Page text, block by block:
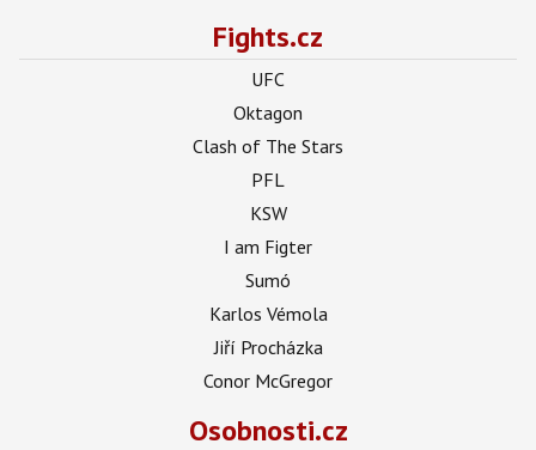
Fights.cz
UFC
Oktagon
Clash of The Stars
PFL
KSW
I am Figter
Sumó
Karlos Vémola
Jiří Procházka
Conor McGregor
Osobnosti.cz